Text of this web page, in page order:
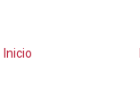
Inicio